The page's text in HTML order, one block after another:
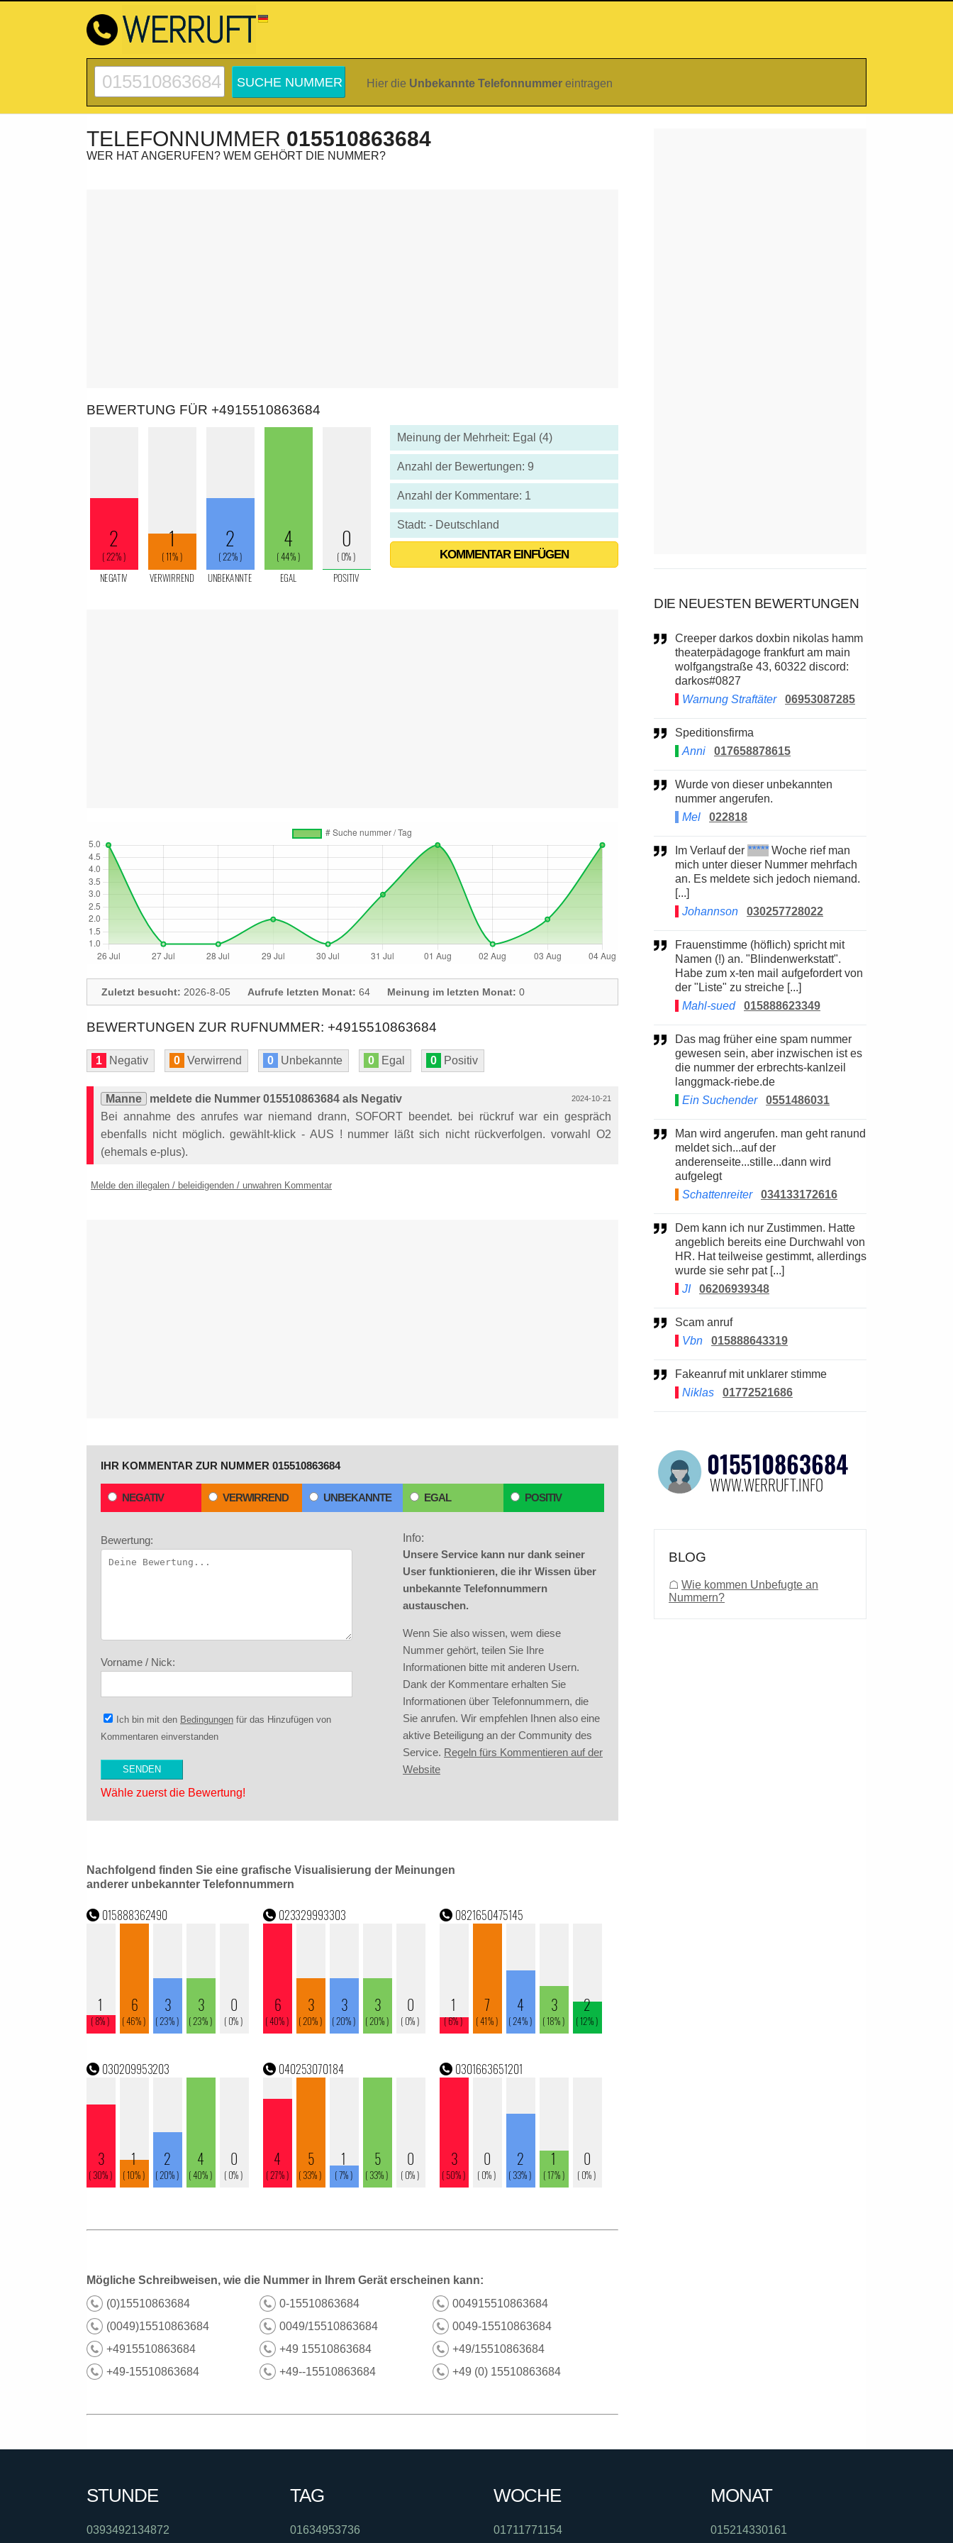
Hier die Unbekannte Telefonnummer eintragen
TELEFONNUMMER 015510863684
WER HAT ANGERUFEN? WEM GEHÖRT DIE NUMMER?
BEWERTUNG FÜR +4915510863684
Meinung der Mehrheit: Egal (4)
Anzahl der Bewertungen: 9
Anzahl der Kommentare: 1
Stadt: - Deutschland
KOMMENTAR EINFÜGEN
Zuletzt besucht: 2026-8-05 Aufrufe letzten Monat: 64 Meinung im letzten Monat: 0
BEWERTUNGEN ZUR RUFNUMMER: +4915510863684
1 Negativ 0 Verwirrend 0 Unbekannte 0 Egal 0 Positiv
2024-10-21
Manne
meldete die Nummer 015510863684 als Negativ
Bei annahme des anrufes war niemand drann, SOFORT beendet. bei rückruf war ein gespräch
ebenfalls nicht möglich. gewählt-klick - AUS ! nummer läßt sich nicht rückverfolgen. vorwahl O2
(ehemals e-plus).
Melde den illegalen / beleidigenden / unwahren Kommentar
IHR KOMMENTAR ZUR NUMMER 015510863684
NEGATIV VERWIRREND UNBEKANNTE EGAL POSITIV
Bewertung:
Vorname / Nick:
Ich bin mit den Bedingungen für das Hinzufügen von
Kommentaren einverstanden
Wähle zuerst die Bewertung!
Info:
Unsere Service kann nur dank seiner
User funktionieren, die ihr Wissen über
unbekannte Telefonnummern
austauschen.
Wenn Sie also wissen, wem diese
Nummer gehört, teilen Sie Ihre
Informationen bitte mit anderen Usern.
Dank der Kommentare erhalten Sie
Informationen über Telefonnummern, die
Sie anrufen. Wir empfehlen Ihnen also eine
aktive Beteiligung an der Community des
Service. Regeln fürs Kommentieren auf der
Website
Nachfolgend finden Sie eine grafische Visualisierung der Meinungen
anderer unbekannter Telefonnummern
Mögliche Schreibweisen, wie die Nummer in Ihrem Gerät erscheinen kann:
(0)15510863684
0-15510863684
004915510863684
(0049)15510863684
0049/15510863684
0049-15510863684
+4915510863684
+49 15510863684
+49/15510863684
+49-15510863684
+49--15510863684 +49 (0) 15510863684
DIE NEUESTEN BEWERTUNGEN
Creeper darkos doxbin nikolas hamm
theaterpädagoge frankfurt am main
wolfgangstraße 43, 60322 discord:
darkos#0827
Warnung Straftäter
06953087285
Speditionsfirma
Anni
017658878615
Wurde von dieser unbekannten
nummer angerufen.
Mel
022818
Im Verlauf der *****Woche rief man
mich unter dieser Nummer mehrfach
an. Es meldete sich jedoch niemand.
[...]
Johannson
030257728022
Frauenstimme (höflich) spricht mit
Namen (!) an. "Blindenwerkstatt".
Habe zum x-ten mail aufgefordert von
der "Liste" zu streiche [...]
Mahl-sued
015888623349
Das mag früher eine spam nummer
gewesen sein, aber inzwischen ist es
die nummer der erbrechts-kanlzeil
langgmack-riebe.de
Ein Suchender
0551486031
Man wird angerufen. man geht ranund
meldet sich...auf der
anderenseite...stille...dann wird
aufgelegt
Schattenreiter
034133172616
Dem kann ich nur Zustimmen. Hatte
angeblich bereits eine Durchwahl von
HR. Hat teilweise gestimmt, allerdings
wurde sie sehr pat [...]
JI
06206939348
Scam anruf
Vbn
015888643319
Fakeanruf mit unklarer stimme
Niklas
01772521686
BLOG
☖ Wie kommen Unbefugte an
Nummern?
STUNDE
0393492134872
TAG
01634953736
WOCHE
01711771154
MONAT
015214330161